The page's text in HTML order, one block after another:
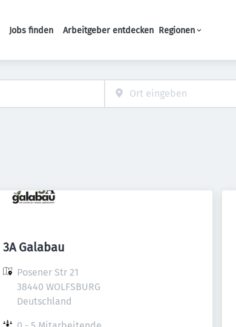
Haupt-Navigation
Jobs finden Arbeitgeber entdecken Regionen
3A Galabau
Posener Str 21
38440 WOLFSBURG
Deutschland